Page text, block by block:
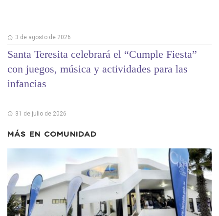
3 de agosto de 2026
Santa Teresita celebrará el “Cumple Fiesta”
con juegos, música y actividades para las
infancias
31 de julio de 2026
MÁS EN COMUNIDAD